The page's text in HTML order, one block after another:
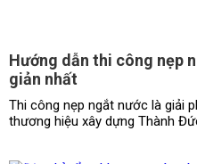
Hướng dẫn thi công nẹp
giản nhất
Thi công nẹp ngắt nước là giải
thương hiệu xây dựng Thành